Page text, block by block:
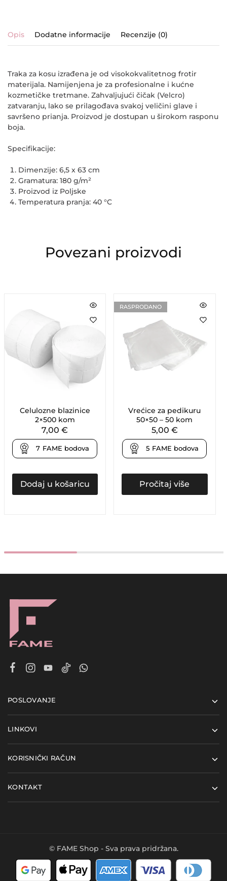
Opis Dodatne informacije Recenzije (0)
Traka za kosu izrađena je od visokokvalitetnog frotir
materijala. Namijenjena je za profesionalne i kućne
kozmetičke tretmane. Zahvaljujući čičak (Velcro)
zatvaranju, lako se prilagođava svakoj veličini glave i
savršeno prianja. Proizvod je dostupan u širokom rasponu
boja.
Specifikacije:
Dimenzije: 6,5 x 63 cm
Gramatura: 180 g/m²
Proizvod iz Poljske
Temperatura pranja: 40 °C
Povezani proizvodi
Celulozne blazinice
2×500 kom
7,00€
7 FAME bodova
Dodaj u košaricu
RASPRODANO
Vrećice za pedikuru
50×50 – 50 kom
5,00 €
5 FAME bodova
Pročitaj više
POSLOVANJE
LINKOVI
KORISNIČKI RAČUN
KONTAKT
© FAME Shop - Sva prava pridržana.